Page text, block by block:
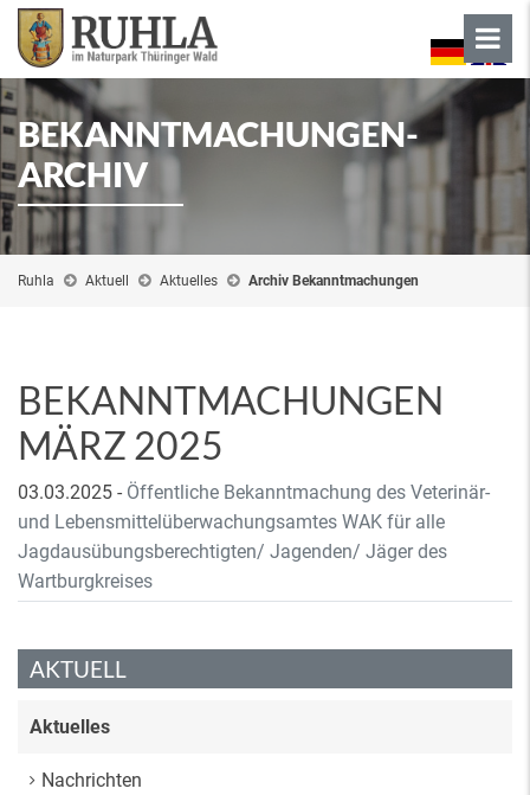
BEKANNTMACHUNGEN-
ARCHIV
Ruhla Aktuell Aktuelles Archiv Bekanntmachungen
BEKANNTMACHUNGEN
MÄRZ 2025
03.03.2025 - Öffentliche Bekanntmachung des Veterinär-
und Lebensmittelüberwachungsamtes WAK für alle
Jagdausübungsberechtigten/ Jagenden/ Jäger des
Wartburgkreises
AKTUELL
Aktuelles
Nachrichten